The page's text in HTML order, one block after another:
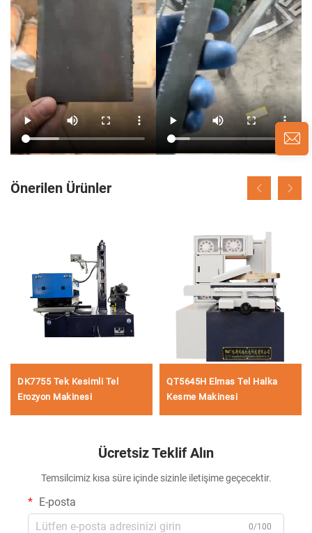
Önerilen Ürünler
DK7755 Tek Kesimli Tel
Erozyon Makinesi
QT5645H Elmas Tel Halka
Kesme Makinesi
Ücretsiz Teklif Alın
Temsilcimiz kısa süre içinde sizinle iletişime geçecektir.
E-posta
0/100